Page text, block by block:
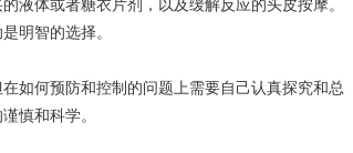
体或者糖衣片剂，以及缓解反应的头皮按摩。
明智的选择。
何预防和控制的问题上需要自己认真探究和总
慎和科学。